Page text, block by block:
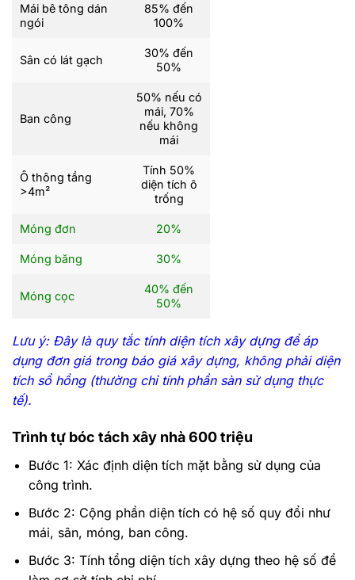
Mái bê tông dán
ngói
85% đến
100%
Sân có lát gạch
30% đến
50%
Ban công
50% nếu có
mái, 70%
nếu không
mái
Ô thông tầng
>4m²
Tính 50%
diện tích ô
trống
Móng đơn 20%
Móng băng 30%
Móng cọc
40% đến
50%
Lưu ý: Đây là quy tắc tính diện tích xây dựng để áp
dụng đơn giá trong báo giá xây dựng, không phải diện
tích sổ hồng (thường chỉ tính phần sàn sử dụng thực
tế).
Trình tự bóc tách xây nhà 600 triệu
Bước 1: Xác định diện tích mặt bằng sử dụng của
công trình.
Bước 2: Cộng phần diện tích có hệ số quy đổi như
mái, sân, móng, ban công.
Bước 3: Tính tổng diện tích xây dựng theo hệ số để